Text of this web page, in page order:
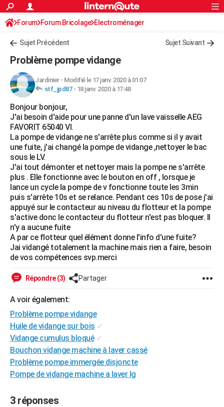
ACTUALITÉS
Politique
Société
Faits Divers
Education
Monde
Villes
+
FINANCE
Retraite
Impôts
Epargne
Immobilier
Risques naturels par ville
Banque
Assurance
Crédit
AUTO
Essais
Réserver un essai
Citadines
Berlines
SUV
Forum auto
+HIGH-TECH
Mobiles
Meilleur smartphone
Internet
Ordinateurs
Jeux vidéo
Guide high-tech
+BRICOLAGE
Forum
Aménagement intérieur
Extérieur
Cuisine
Salle de bains
Jardinage
Rangement
WEEK-END
Guides de France
Escapades
Patrimoine
Expositions
Musées
Week-end nature
LIFESTYLE
Art de vivre
Bien-être
Loisirs
Mode
Modes de vie
SANTE
Alimentation
Guide de la santé
Maladies
Médicaments
Sommeil
VOYAGE
Destinations
City break
Voyage nature
Voyage de noces
Forum
Climat
+PHOTO
GUIDES D'ACHAT
BONS PLANS
CARTE DE VOEUX
Carte de Noël
Carte Bonne année
Carte Saint-Valentin
Carte Pâques
Carte d'anniversaire
DICTIONNAIRE
Dictionnaire
Biographies
Citations
Expressions
Proverbes
PROGRAMME TV
COPAINS D'AVANT
S'inscrire
Se connecter
Lycées
Collèges
Primaires
Universités
Entreprises
Service militaire
Avis de recherche
AVIS DE DÉCÈS
FORUM
S'inscrire
Connexion
Forum Forum Bricolage Electroménager
Sujet Précédent Sujet Suivant
Problème pompe vidange
Jardinier- Modifié le 17 janv. 2020 à 01:07
stf_jpd87- 18 janv. 2020 à 17:48
Bonjour bonjour,
J'ai besoin d'aide pour une panne d'un lave vaisselle AEG
FAVORIT 65040 VI.
La pompe de vidange ne s'arrête plus comme si il y avait
une fuite, j'ai changé la pompe de vidange ,nettoyer le bac
sous le LV.
J'ai tout démonter et nettoyer mais la pompe ne s'arrête
plus . Elle fonctionne avec le bouton en off , lorsque je
lance un cycle la pompe de v fonctionne toute les 3min
puis s'arrête 10s et se relance. Pendant ces 10s de pose j'ai
appuyé sur le contacteur au niveau du flotteur et la pompe
s'active donc le contacteur du flotteur n'est pas bloquer. Il
n'y a aucune fuite
A par ce flotteur quel élément donne l'info d'une fuite?
Jai vidangé totalement la machine mais rien a faire, besoin
de vos compétences svp.merci
Répondre (3) Partager
A voir également:
Problème pompe vidange
Huile de vidange sur bois ✓
Vidange cumulus bloqué ✓
Bouchon vidange machine à laver cassé
Problème pompe immergée disjoncte
Pompe de vidange machine a laver lg
3 réponses